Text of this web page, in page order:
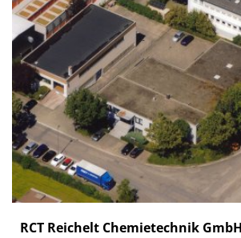
RCT Reichelt Chemietechnik